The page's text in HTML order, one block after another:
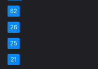
62
26
25
21